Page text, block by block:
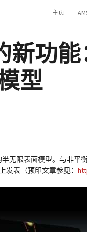
主页
新功
型
无限表面模型。与非
上发表（预印文章参见：